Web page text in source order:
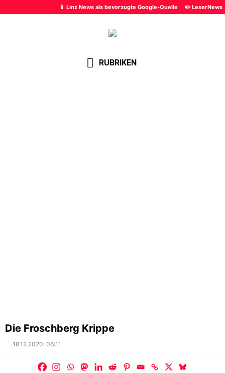
📱 Linz News als bevorzugte Google-Quelle ✏️ LeserNews
RUBRIKEN
Die Froschberg Krippe
Posted
18.12.2020, 06:11